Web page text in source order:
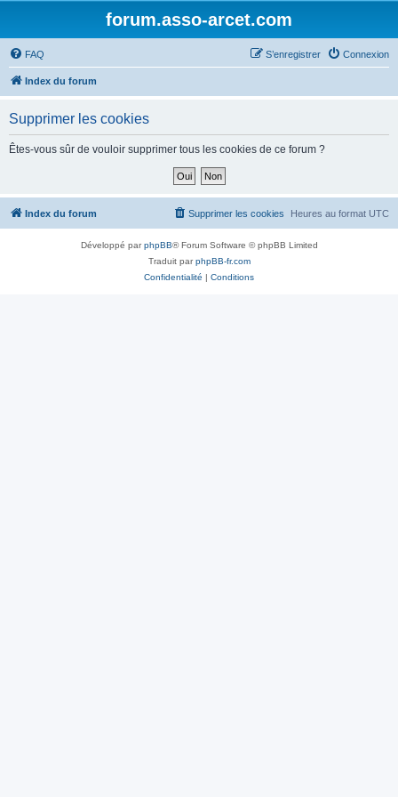
forum.asso-arcet.com
FAQ Connexion
S’enregistrer
Index du forum
Supprimer les cookies
Êtes-vous sûr de vouloir supprimer tous les cookies de ce forum ?
Index du forum Heures au format UTC
Supprimer les cookies
Développé parphpBB® Forum Software © phpBB Limited
Traduit parphpBB-fr.com
Confidentialité | Conditions